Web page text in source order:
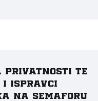
privatnosti te
i ispravci
na Semaforu